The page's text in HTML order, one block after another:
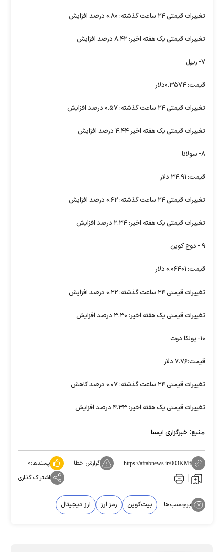
تغییرات قیمتی ۲۴ ساعت گذشته: ۰.۸۰ درصد افزایش
تغییرات قیمتی یک هفته اخیر: ۸.۴۲ درصد افزایش
۷- ریپل
قیمت: ۰.۳۵۷۴دلار
تغییرات قیمتی ۲۴ ساعت گذشته: ۰.۵۷ درصد افزایش
تغییرات قیمتی یک هفته اخیر ۴.۴۴ درصد افزایش
۸- سولانا
قیمت: ۳۴.۹۱ دلار
تغییرات قیمتی ۲۴ ساعت گذشته: ۰.۶۲ درصد افزایش
تغییرات قیمتی یک هفته اخیر: ۲.۳۴ درصد افزایش
۹ - دوج کوین
قیمت: ۰.۰۶۴۰۱ دلار
تغییرات قیمتی ۲۴ ساعت گذشته: ۰.۲۲ درصد افزایش
تغییرات قیمتی یک هفته اخیر: ۳.۳۰ درصد افزایش
۱۰- پولکا دوت
قیمت:۷.۷۶ دلار
تغییرات قیمتی ۲۴ ساعت گذشته: ۰.۰۷ درصد کاهش
تغییرات قیمتی یک هفته اخیر: ۴.۳۳ درصد افزایش
منبع: خبرگزاری ایسنا
https://aftabnews.ir/003KMf گزارش خطا پسندها:۰
اشتراک گذاری
برچسب‌ها: بیت‌کوین رمز ارز ارز دیجیتال